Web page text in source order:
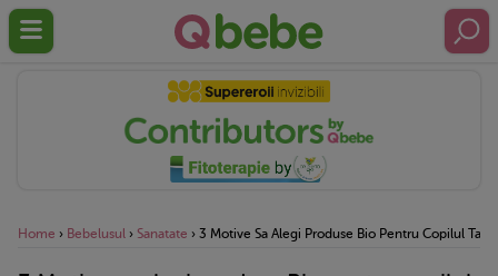
Home › Bebelusul › Sanatate › 3 Motive Sa Alegi Produse Bio Pentru Copilul Tau